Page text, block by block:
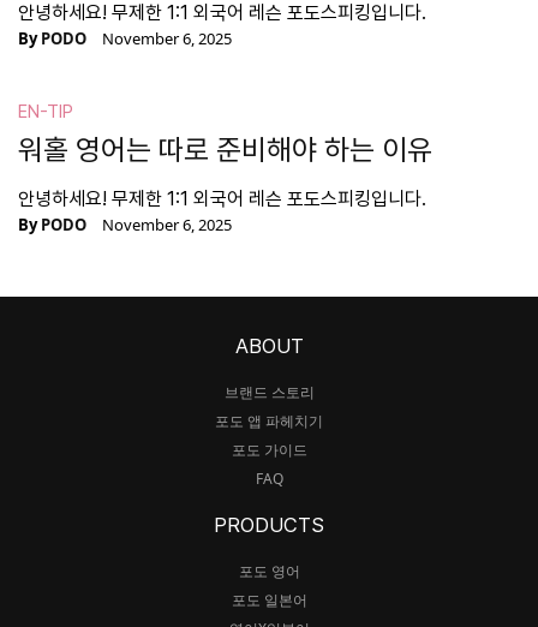
안녕하세요! 무제한 1:1 외국어 레슨 포도스피킹입니다.
ByPODO November 6, 2025
EN-TIP
워홀 영어는 따로 준비해야 하는 이유
안녕하세요! 무제한 1:1 외국어 레슨 포도스피킹입니다.
ByPODO November 6, 2025
ABOUT
브랜드 스토리
포도 앱 파헤치기
포도 가이드
FAQ
PRODUCTS
포도 영어
포도 일본어